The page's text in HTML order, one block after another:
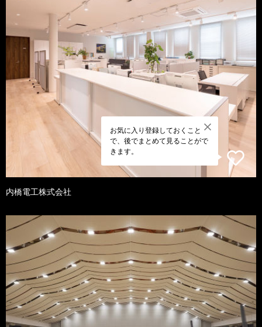
お気に入り登録しておくこと
で、後でまとめて見ることがで
きます。
内橋電工株式会社